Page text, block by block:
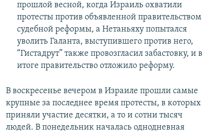
прошлой весной, когда Израиль охватили
протесты против объявленной правительством
судебной реформы, а Нетаньяху попытался
уволить Галанта, выступившего против него,
“Гистадрут” также провозгласил забастовку, и в
итоге правительство отложило реформу.
В воскресенье вечером в Израиле прошли самые
крупные за последнее время протесты, в которых
приняли участие десятки, а то и сотни тысяч
людей. В понедельник началась однодневная